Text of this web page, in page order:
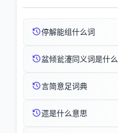
停解能组什么词
盆倾瓮瀽同义词是什么
言简意足词典
遝是什么意思